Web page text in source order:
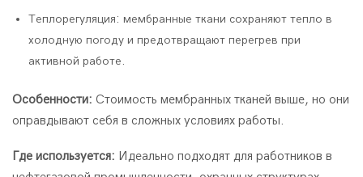
Теплорегуляция: мембранные ткани сохраняют тепло в
холодную погоду и предотвращают перегрев при
активной работе.
Особенности: Стоимость мембранных тканей выше, но они
оправдывают себя в сложных условиях работы.
Где используется: Идеально подходят для работников в